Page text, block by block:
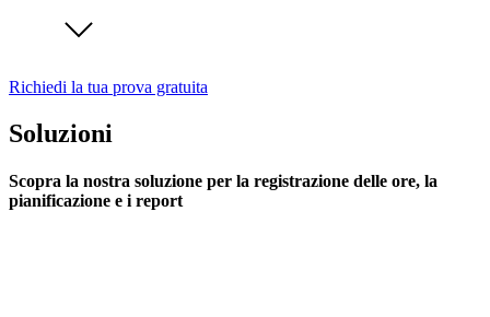
Richiedi la tua prova gratuita
Soluzioni
Scopra la nostra soluzione per la registrazione delle ore, la
pianificazione e i report